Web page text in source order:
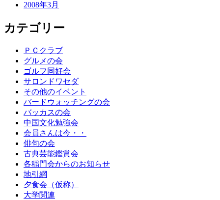
2008年3月
カテゴリー
ＰＣクラブ
グルメの会
ゴルフ同好会
サロンドワセダ
その他のイベント
バードウォッチングの会
バッカスの会
中国文化勉強会
会員さんは今・・
俳句の会
古典芸能鑑賞会
各稲門会からのお知らせ
地引網
夕食会（仮称）
大学関連